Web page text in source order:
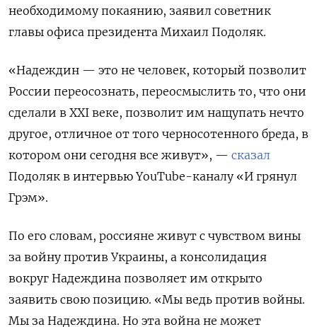
необходимому покаянию, заявил советник
главы офиса президента Михаил Подоляк.
«Надеждин — это не человек, который позволит
России переосознать, переосмыслить то, что они
сделали в XXI веке, позволит им нащупать нечто
другое, отличное от того черносотенного бреда, в
котором они сегодня все живут», — сказал
Подоляк в интервью YouTube-каналу «И грянул
Грэм».
По его словам, россияне живут с чувством вины
за войну против Украины, а консолидация
вокруг Надеждина позволяет им открыто
заявить свою позицию. «Мы ведь против войны.
Мы за Надеждина. Но эта война не может